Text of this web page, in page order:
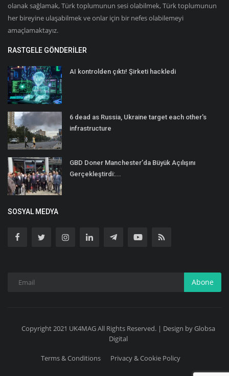
olanak sağlamak, Türk toplumunun sesi olabilmek, Türk toplumunun
her bireyine ulaşabilmek ve onlar için bir nefes olabilemeyi
amaçlamaktayız.
RASTGELE GÖNDERILER
AI kontrolden çıktı! Şirketi hackledi
6 dead as Russia, Ukraine target each other's
infrastructure
GBD Doner Manchester’da Büyük Açılışını
Gerçekleştirdi:...
SOSYAL MEDYA
Abone
Copyright 2021 UK4MAG All Rights Reserved. | Design by Globsa
Digital
Terms & Conditions Privacy & Cookie Policy